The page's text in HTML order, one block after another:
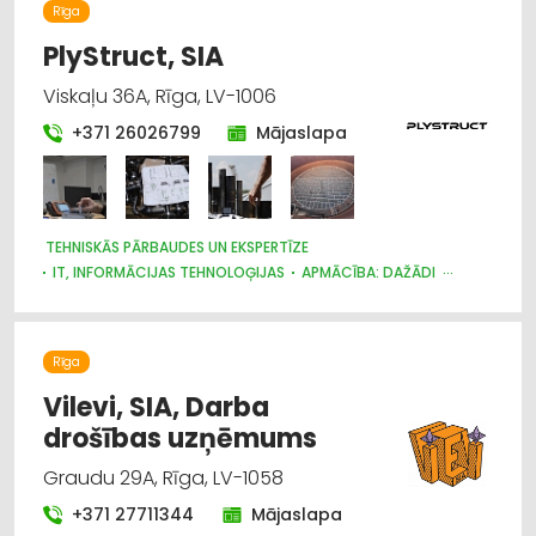
Rīga
PlyStruct, SIA
Viskaļu 36A, Rīga, LV-1006
+371 26026799 Mājaslapa
TEHNISKĀS PĀRBAUDES UN EKSPERTĪZE
IT, INFORMĀCIJAS TEHNOLOĢIJAS
APMĀCĪBA: DAŽĀDI
DARBĀ IEKĀRTOŠANA, NODARBINĀTĪBA
KONTROLES DIENESTI
SERTIFIKĀCIJA UN STANDARTIZĀCIJA
Rīga
Vilevi, SIA, Darba
drošības uzņēmums
Graudu 29A, Rīga, LV-1058
+371 27711344 Mājaslapa